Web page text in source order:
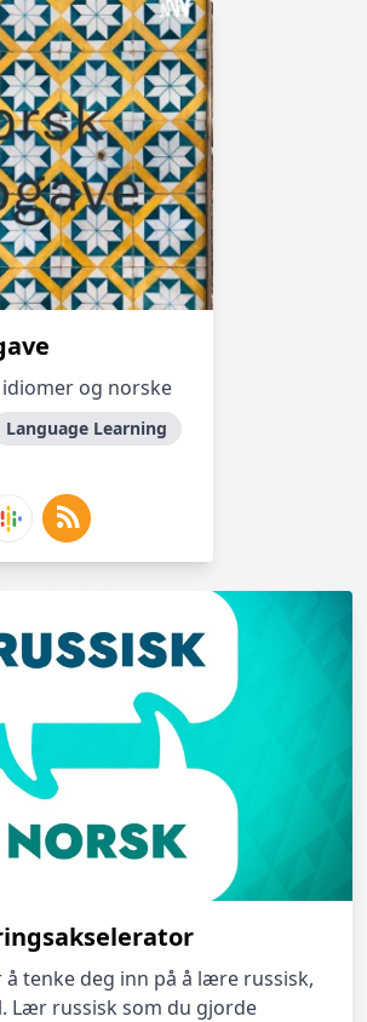
og norske
Language Learning
å tenke deg inn på å lære russisk,
Lær russisk som du gjorde